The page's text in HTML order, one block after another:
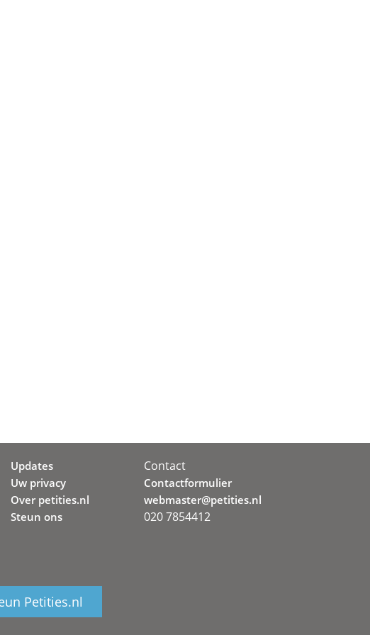
Updates
Uw privacy
Over petities.nl
Steun ons
Petities.nl
Contact
Contactformulier
webmaster@petities.nl
020 7854412